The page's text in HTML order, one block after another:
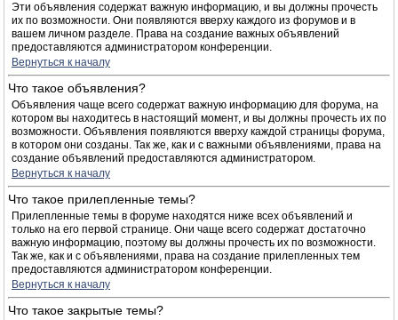
Эти объявления содержат важную информацию, и вы должны прочесть
их по возможности. Они появляются вверху каждого из форумов и в
вашем личном разделе. Права на создание важных объявлений
предоставляются администратором конференции.
Вернуться к началу
Что такое объявления?
Объявления чаще всего содержат важную информацию для форума, на
котором вы находитесь в настоящий момент, и вы должны прочесть их по
возможности. Объявления появляются вверху каждой страницы форума,
в котором они созданы. Так же, как и с важными объявлениями, права на
создание объявлений предоставляются администратором.
Вернуться к началу
Что такое прилепленные темы?
Прилепленные темы в форуме находятся ниже всех объявлений и
только на его первой странице. Они чаще всего содержат достаточно
важную информацию, поэтому вы должны прочесть их по возможности.
Так же, как и с объявлениями, права на создание прилепленных тем
предоставляются администратором конференции.
Вернуться к началу
Что такое закрытые темы?